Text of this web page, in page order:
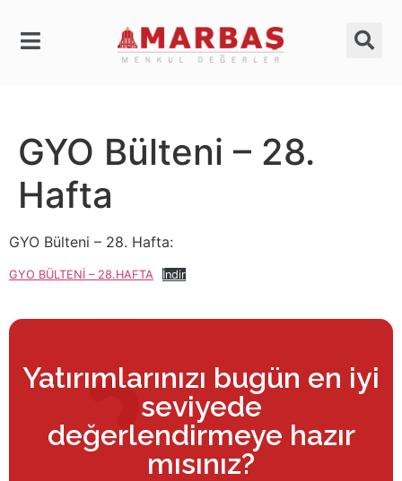
GYO Bülteni – 28.
Hafta
GYO Bülteni – 28. Hafta:
GYO BÜLTENİ – 28.HAFTA İndir
Yatırımlarınızı bugün en iyi
seviyede
değerlendirmeye hazır
mısınız?